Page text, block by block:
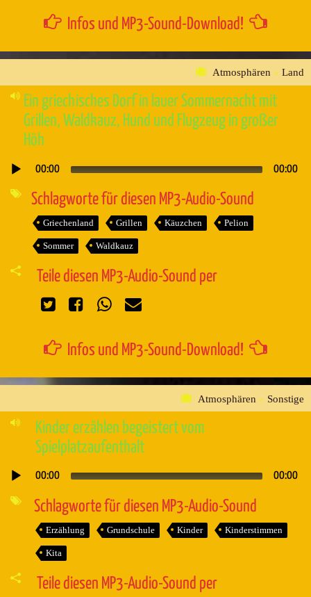
Infos und MP3-Sound-Download!
Atmosphären » Land
Ein griechisches Dorf in lauer Sommernacht mit
Grillen, Waldkauz, Hund und Flugzeug in großer
Höh
Audio-
00:00 00:00
Schlagworte für diesen MP3-Audio-Sound
Griechenland Grillen Käuzchen Pelion
Sommer Waldkauz
Teile diesen MP3-Audio-Sound per
Infos und MP3-Sound-Download!
Atmosphären » Sonstige
Kinder erzählen begeistert vom
Spielplatzaufenthalt
Audio-
00:00 00:00
Schlagworte für diesen MP3-Audio-Sound
Erzählung Grundschule Kinder Kinderstimmen
Kita
Teile diesen MP3-Audio-Sound per